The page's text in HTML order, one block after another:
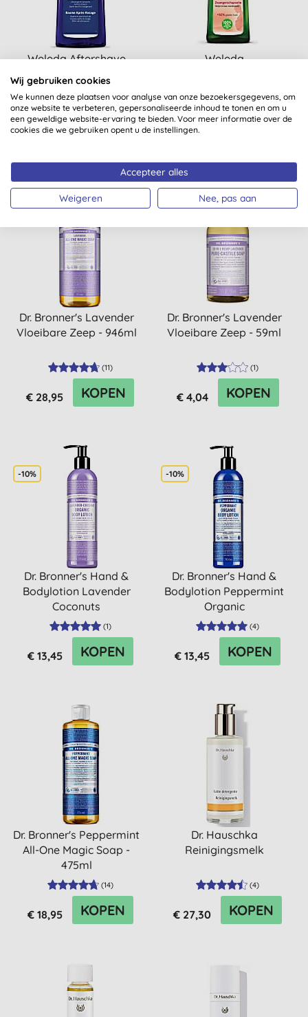
Weleda Aftershave
Balsem
(2)
KOPEN
Weleda
(9)
€ 18,99
Dr. Bronner's Lavender
Vloeibare Zeep - 946ml
(11)
€ 28,95 KOPEN
Dr. Bronner's Lavender
Vloeibare Zeep - 59ml
(1)
€ 4,04 KOPEN
-10%
Dr. Bronner's Hand &
Bodylotion Lavender
Coconuts
(1)
€ 13,45 KOPEN
-10%
Dr. Bronner's Hand &
Bodylotion Peppermint
Organic
(4)
€ 13,45 KOPEN
Dr. Bronner's Peppermint
All-One Magic Soap -
475ml
(14)
€ 18,95 KOPEN
Dr. Hauschka
Reinigingsmelk
(4)
€ 27,30 KOPEN
Wij gebruiken cookies
We kunnen deze plaatsen voor analyse van onze bezoekersgegevens, om
onze website te verbeteren, gepersonaliseerde inhoud te tonen en om u
een geweldige website-ervaring te bieden. Voor meer informatie over de
cookies die we gebruiken opent u de instellingen.
Accepteer alles
Weigeren Nee, pas aan